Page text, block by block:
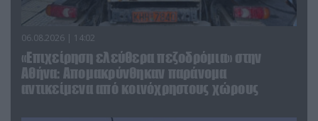
06.08.2026 | 14:02
«Επιχείρηση ελεύθερα πεζοδρόμια» στην
Αθήνα: Απομακρύνθηκαν παράνομα
αντικείμενα από κοινόχρηστους χώρους